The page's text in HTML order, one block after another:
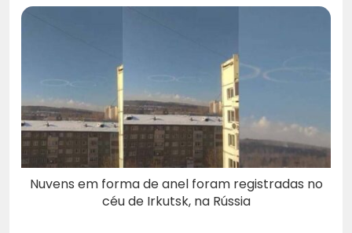
Nuvens em forma de anel foram registradas no
céu de Irkutsk, na Rússia